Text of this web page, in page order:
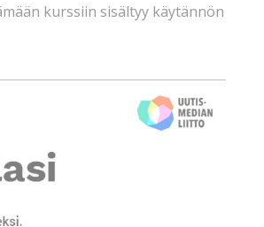
kurssiin sisältyy käytännön